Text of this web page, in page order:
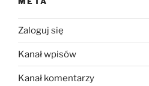
Zaloguj się
Kanał wpisów
Kanał komentarzy